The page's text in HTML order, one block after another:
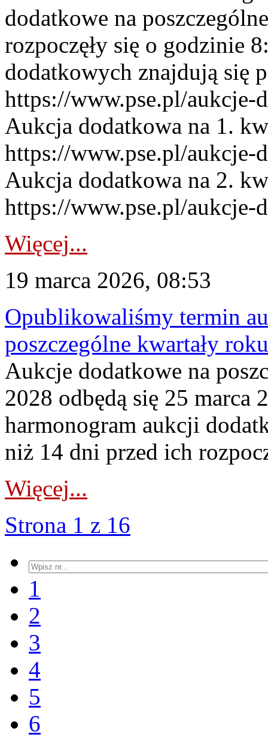
dodatkowe na
rozpoczęły się o godzinie
dodatkowych znajdują się
https://www.pse.pl/
Aukcja dodatkowa na 1.
https://www.pse.pl/
Aukcja dodatkowa na 2.
https://www.pse.pl/aukcje-
Więcej...
19 marca 2026, 08:53
Opublikowaliśmy termin
poszczególne kwartały
Aukcje dodatkowe na
2028 odbędą się 25 marca
harmonogram aukcji
niż 14 dni przed ich
Więcej...
Strona 1 z 16
1
2
3
4
5
6